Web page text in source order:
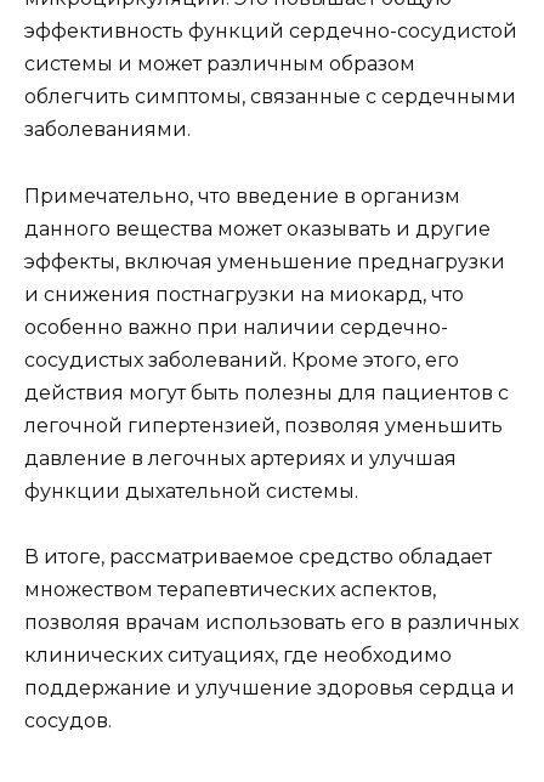
эффективность функций сердечно-сосудистой
системы и может различным образом
облегчить симптомы, связанные с сердечными
заболеваниями.
Примечательно, что введение в организм
данного вещества может оказывать и другие
эффекты, включая уменьшение преднагрузки
и снижения постнагрузки на миокард, что
особенно важно при наличии сердечно-
сосудистых заболеваний. Кроме этого, его
действия могут быть полезны для пациентов с
легочной гипертензией, позволяя уменьшить
давление в легочных артериях и улучшая
функции дыхательной системы.
В итоге, рассматриваемое средство обладает
множеством терапевтических аспектов,
позволяя врачам использовать его в различных
клинических ситуациях, где необходимо
поддержание и улучшение здоровья сердца и
сосудов.